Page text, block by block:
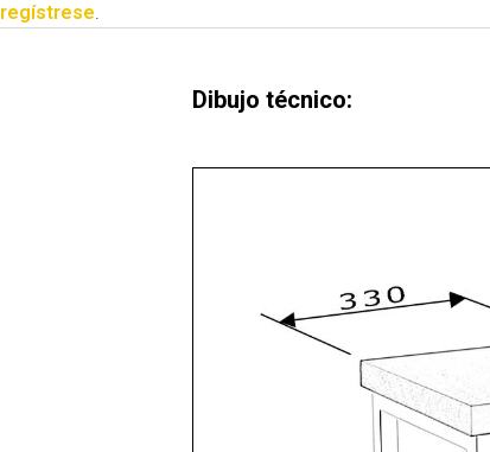
regístrese.
Dibujo técnico: